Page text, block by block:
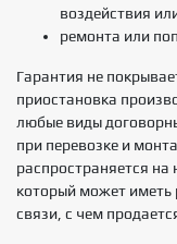
воздействия
ремонта или
Гарантия не
приостановка
любые виды
при перевозке и
распространяется на
который может иметь
связи, с чем